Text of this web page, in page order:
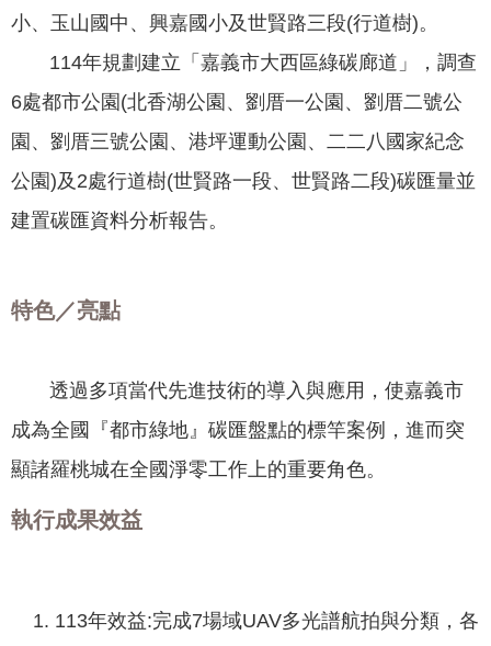
府
資
公
抗
旱
節
區
覽
回
首
小、玉山國中、興嘉國小及世賢路三段(行道樹)。
114年規劃建立「嘉義市大西區綠碳廊道」，調查
6處都市公園(北香湖公園、劉厝一公園、劉厝二號公
園、劉厝三號公園、港坪運動公園、二二八國家紀念
公園)及2處行道樹(世賢路一段、世賢路二段)碳匯量並
建置碳匯資料分析報告。
特色／亮點
透過多項當代先進技術的導入與應用，使嘉義市
成為全國『都市綠地』碳匯盤點的標竿案例，進而突
顯諸羅桃城在全國淨零工作上的重要角色。
執行成果效益
113年效益:完成7場域UAV多光譜航拍與分類，各